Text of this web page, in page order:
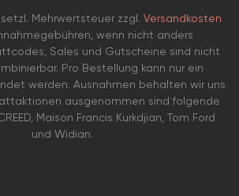
Mehrwertsteuer zzgl. Versandkosten
wenn nicht anders
Sales und Gutscheine sind nicht
Pro Bestellung kann nur ein
werden. Ausnahmen behalten wir uns
ausgenommen sind folgende
Maison Francis Kurkdjian, Tom Ford
und Widian.